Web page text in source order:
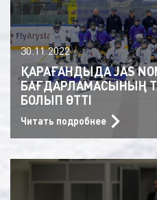
30.11.2022
ҚАРАҒАНДЫДА JAS
БАҒДАРЛАМАСЫНЫҢ
БОЛЫП ӨТТІ
Читать подробнее